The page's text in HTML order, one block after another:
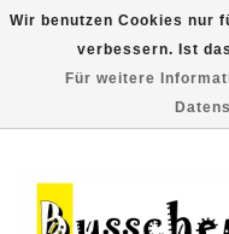
NEW
Wir benutzen Cookies nur
verbessern. Ist
Für weitere